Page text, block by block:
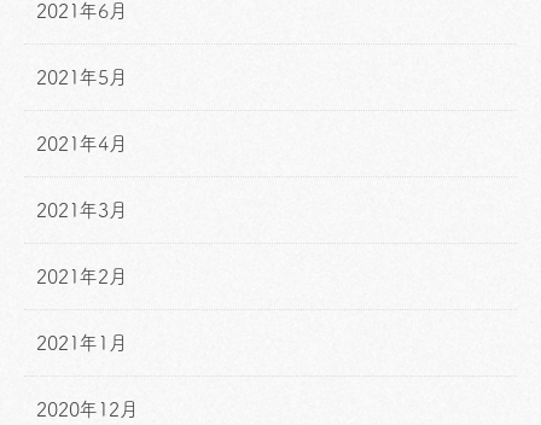
2021年6月
2021年5月
2021年4月
2021年3月
2021年2月
2021年1月
2020年12月